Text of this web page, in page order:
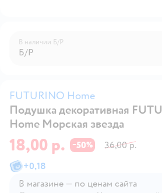
В наличии Б/Р
Б/Р
FUTURINO Home
Подушка декоративная
Home Морская звезда
18,00 р. −50%
36,00 р.
+0,18
В магазине — по ценам сайта